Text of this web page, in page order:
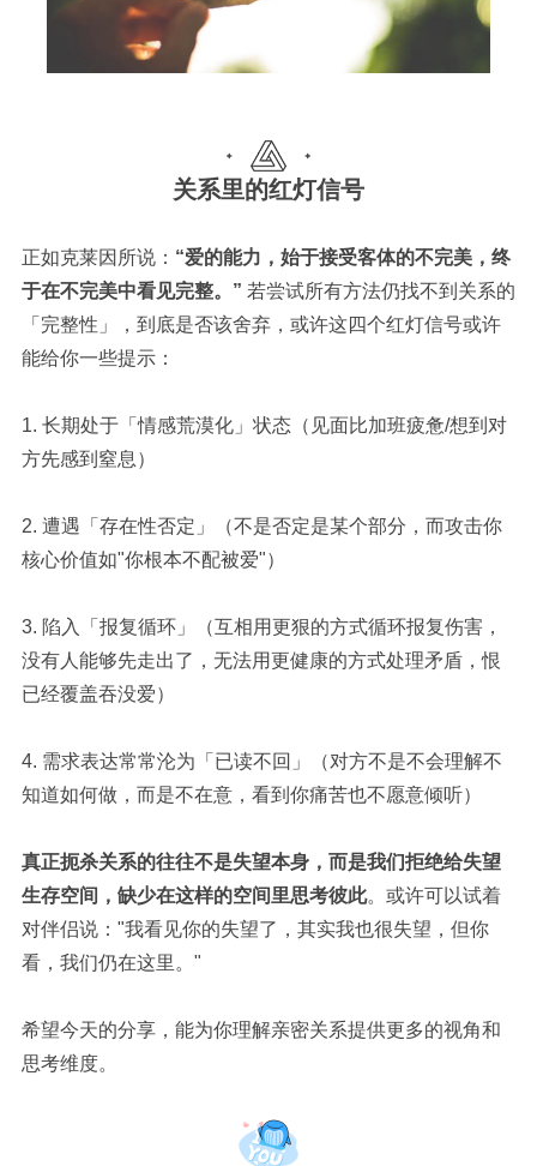
关系里的红灯信号
正如克莱因所说： “爱的能力，始于接受客体的不完美，终
于在不完美中看见完整。 ” 若尝试所有方法仍找不到关系的
「完整性」， 到底是否该舍弃，或许这四个红灯信号或许
能给你一些提示：
1. 长期处于「情感荒漠化」状态（见面比加班疲惫/想到对
方先感到窒息）
2. 遭遇「存在性否定」（不是否定是某个部分，而攻击你
核心价值如"你根本不配被爱"）
3. 陷入「 报复循环」（互相用更狠的方式循环报复伤害，
没有人能够先走出了，无法用更健康的方式处理矛盾，恨
已经覆盖吞没爱）
4. 需求表达常常沦为「已读不回」（对方不是不会理解不
知道如何做，而是不在意，看到你痛苦也不愿意倾听）
真正扼杀关系的往往不是失望本身，而是我们拒绝给失望
生存空间 ， 缺少在这样的空间里思考彼此。或许可以试着
对伴侣说： "我看见你的失望了，其实我也很失望，但你
看，我们仍在这里。 "
希望今天的分享，能为你理解亲密关系提供更多的视角和
思考维度。